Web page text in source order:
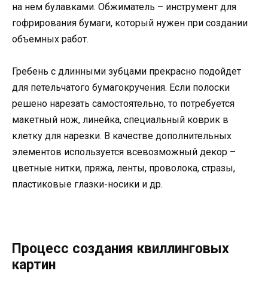
на нем булавками. Обжиматель – инструмент для
гофрирования бумаги, который нужен при создании
объемных работ.
Гребень с длинными зубцами прекрасно подойдет
для петельчатого бумагокручения. Если полоски
решено нарезать самостоятельно, то потребуется
макетный нож, линейка, специальный коврик в
клетку для нарезки. В качестве дополнительных
элементов используется всевозможный декор –
цветные нитки, пряжа, ленты, проволока, стразы,
пластиковые глазки-носики и др.
Процесс создания квиллинговых
картин